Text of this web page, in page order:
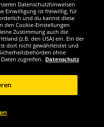
Fan!
Ring 7, 04838 Eilenburg DE -
Datenschutzhinweisen
Einwilligung ist freiwillig, für
und du kannst diese
den Cookie-Einstellungen
Zustimmung auch die
(z.B. den USA) ein. Ein der
dort nicht gewährleistet und
ohne
zugreifen. Datenschutz